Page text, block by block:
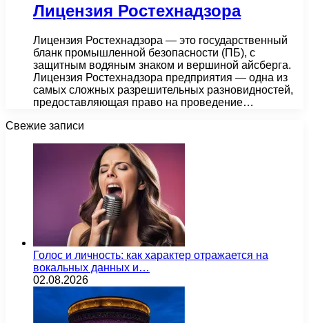
Лицензия Ростехнадзора
Лицензия Ростехнадзора — это государственный
бланк промышленной безопасности (ПБ), с
защитным водяным знаком и вершиной айсберга.
Лицензия Ростехнадзора предприятия — одна из
самых сложных разрешительных разновидностей,
предоставляющая право на проведение…
Свежие записи
Голос и личность: как характер отражается на
вокальных данных и…
02.08.2026